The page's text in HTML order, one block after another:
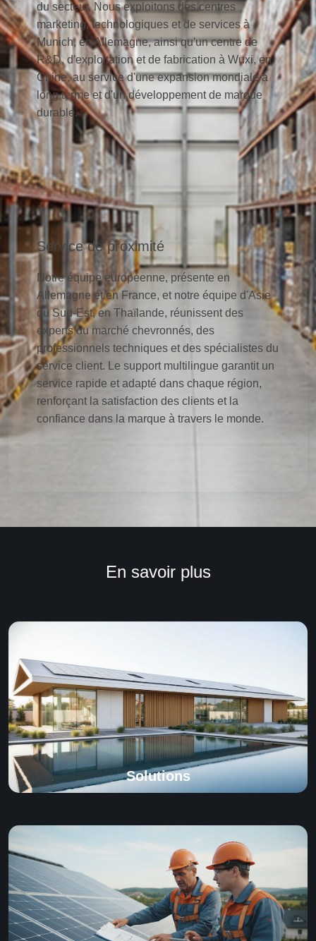
du secteur. Nous exploitons des centres
marketing, technologiques et de services à
Munich, en Allemagne, ainsi qu'un centre de
R&D, d'exploitation et de fabrication à Wuxi, en
Chine, au service d'une expansion mondiale à
long terme et d'un développement de marque
durable.
Service de proximité
Notre équipe européenne, présente en
Allemagne et en France, et notre équipe d'Asie
du Sud-Est, en Thaïlande, réunissent des
experts du marché chevronnés, des
professionnels techniques et des spécialistes du
service client. Le support multilingue garantit un
service rapide et adapté dans chaque région,
renforçant la satisfaction des clients et la
confiance dans la marque à travers le monde.
En savoir plus
Solutions